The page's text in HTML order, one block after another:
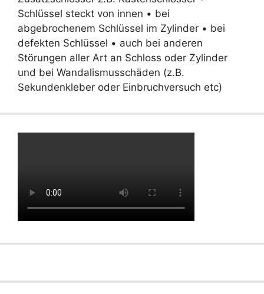
Schlüssel steckt von innen • bei
abgebrochenem Schlüssel im Zylinder • bei
defekten Schlüssel • auch bei anderen
Störungen aller Art an Schloss oder Zylinder
und bei Wandalismusschäden (z.B.
Sekundenkleber oder Einbruchversuch etc)